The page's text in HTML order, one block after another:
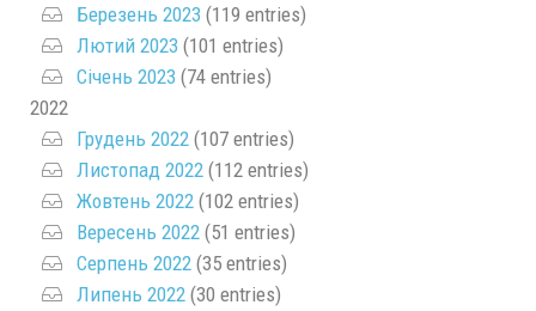
Березень 2023 (119 entries)
Лютий 2023 (101 entries)
Січень 2023 (74 entries)
2022
Грудень 2022 (107 entries)
Листопад 2022 (112 entries)
Жовтень 2022 (102 entries)
Вересень 2022 (51 entries)
Серпень 2022 (35 entries)
Липень 2022 (30 entries)